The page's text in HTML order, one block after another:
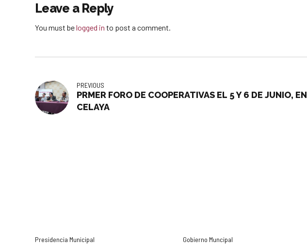
Leave a Reply
You must belogged in to post a comment.
PREVIOUS
PRMER FORO DE COOPERATIVAS EL 5 Y 6 DE JUNIO, EN
CELAYA
Presidencia Municipal Gobierno Muncipal